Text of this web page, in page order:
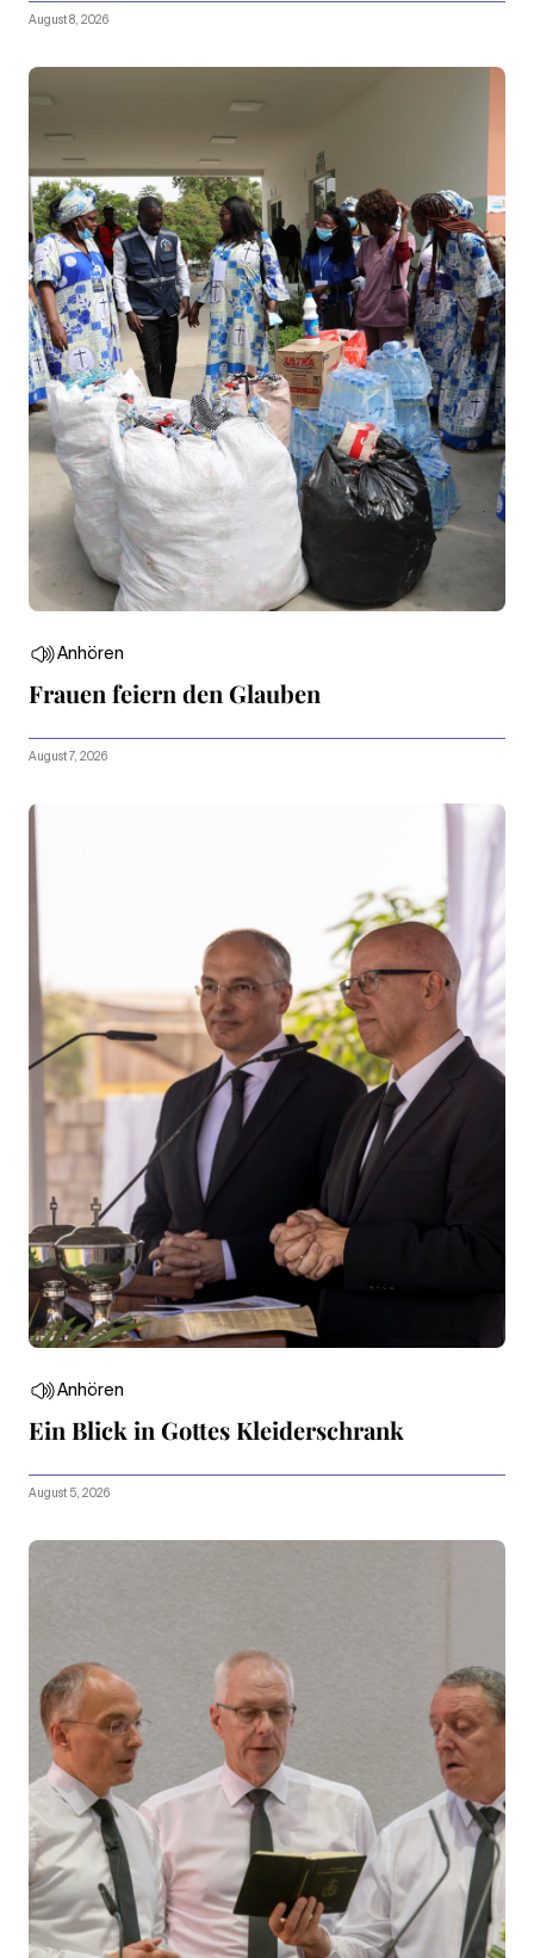
August 8, 2026
Anhören
Frauen feiern den Glauben
August 7, 2026
Anhören
Ein Blick in Gottes Kleiderschrank
August 5, 2026